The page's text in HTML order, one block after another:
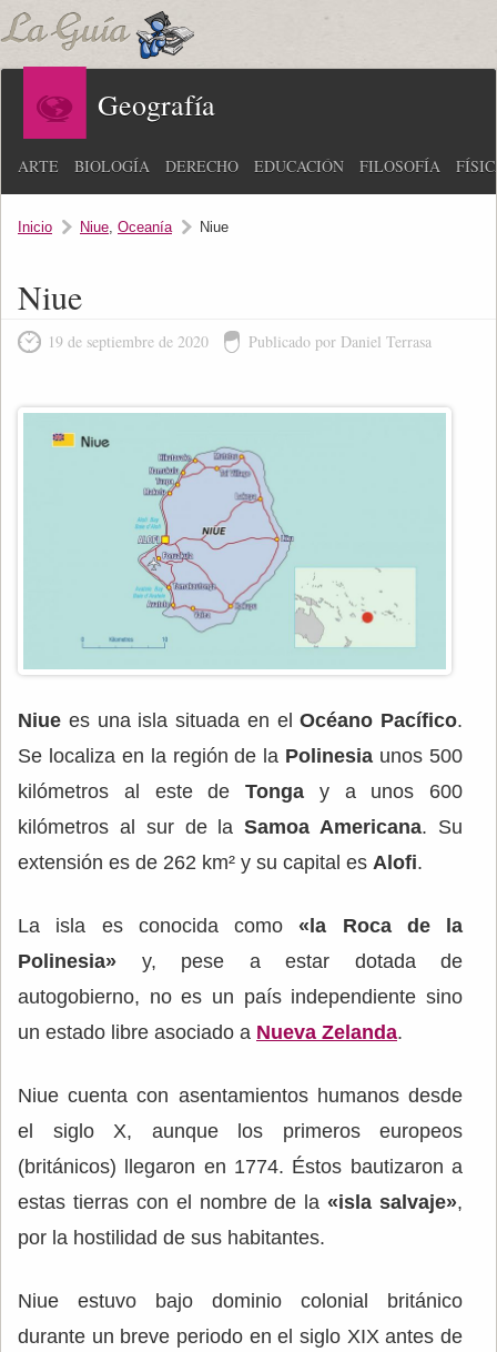
Geografía
ARTE BIOLOGÍA DERECHO EDUCACIÓN FILOSOFÍA
Inicio Niue, Oceanía Niue
Niue
19 de septiembre de 2020 Publicado por Daniel Terrasa
Niue es una isla situada en el Océano Pacífico.
Se localiza en la región de la Polinesia unos 500
kilómetros al este de Tonga y a unos 600
kilómetros al sur de laSamoa Americana. Su
extensión es de 262 km² y su capital es Alofi.
La isla es conocida como «la Roca de la
Polinesia» y, pese a estar dotada de
autogobierno, no es un país independiente sino
un estado libre asociado a Nueva Zelanda.
Niue cuenta con asentamientos humanos desde
el siglo X, aunque los primeros europeos
(británicos) llegaron en 1774. Éstos bautizaron a
estas tierras con el nombre de la «isla salvaje»,
por la hostilidad de sus habitantes.
Niue estuvo bajo dominio colonial británico
durante un breve periodo en el siglo XIX antes de